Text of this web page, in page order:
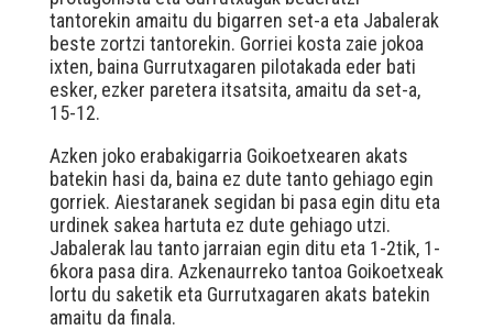
tantorekin amaitu du bigarren set-a eta Jabalerak
beste zortzi tantorekin. Gorriei kosta zaie jokoa
ixten, baina Gurrutxagaren pilotakada eder bati
esker, ezker paretera itsatsita, amaitu da set-a,
15-12.
Azken joko erabakigarria Goikoetxearen akats
batekin hasi da, baina ez dute tanto gehiago egin
gorriek. Aiestaranek segidan bi pasa egin ditu eta
urdinek sakea hartuta ez dute gehiago utzi.
Jabalerak lau tanto jarraian egin ditu eta 1-2tik, 1-
6kora pasa dira. Azkenaurreko tantoa Goikoetxeak
lortu du saketik eta Gurrutxagaren akats batekin
amaitu da finala.